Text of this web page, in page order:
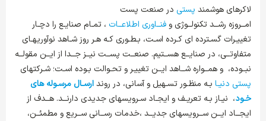
لاکرهای هوشمند پستی در صنعت پست
امــروزه رشــد تکنولــوژی و فنــاوری اطلاعــات ، تمـام صنایـع را دچـار
تغییـرات گسـترده ای کـرده اسـت، بـطـوری کـه هـر روز شـاهد نوآوریهـای
متفاوتــی، در صنایــع هســتیم. صنعــت پســت نیــز جــدا از ایــن مقولــه
نبــوده، و همــواره شــاهد ایــن تغییـر و تحـوالت بـوده اسـت؛ شـرکتهای
پستی دنیـا بـه منظـور تسـهیل و آسانی، در روندارسـال مرسـوله های
خـود، نیـاز بـه تعریـف و ایجـاد سـرویسهای جدیدی دارنــد. هــدف از
ایجــاد ایــن ســرویسهای جدیــد ،خدمات رســانی ســریع و مطمئــن،